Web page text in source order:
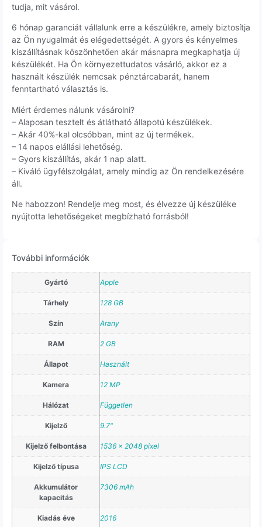
tudja, mit vásárol.
6 hónap garanciát vállalunk erre a készülékre, amely biztosítja
az Ön nyugalmát és elégedettségét. A gyors és kényelmes
kiszállításnak köszönhetően akár másnapra megkaphatja új
készülékét. Ha Ön környezettudatos vásárló, akkor ez a
használt készülék nemcsak pénztárcabarát, hanem
fenntartható választás is.
Miért érdemes nálunk vásárolni?
– Alaposan tesztelt és átlátható állapotú készülékek.
– Akár 40%-kal olcsóbban, mint az új termékek.
– 14 napos elállási lehetőség.
– Gyors kiszállítás, akár 1 nap alatt.
– Kiváló ügyfélszolgálat, amely mindig az Ön rendelkezésére
áll.
Ne habozzon! Rendelje meg most, és élvezze új készüléke
nyújtotta lehetőségeket megbízható forrásból!
További információk
Gyártó Apple
Tárhely 128 GB
Szín Arany
RAM 2 GB
Állapot Használt
Kamera 12 MP
Hálózat Független
Kijelző 9.7"
Kijelző felbontása 1536 x 2048 pixel
Kijelző típusa IPS LCD
Akkumulátor
kapacitás
7306 mAh
Kiadás éve 2016